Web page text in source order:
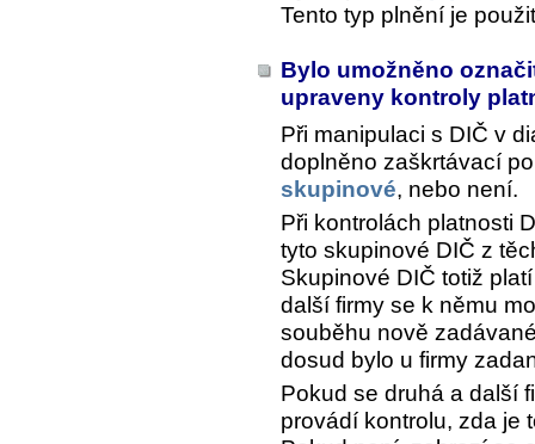
Tento typ plnění je
Bylo umožněno
upraveny kontroly
Při manipulaci s DIČ v
doplněno zaškrtávací
skupinové, nebo není.
Při kontrolách platnosti
tyto skupinové DIČ z
Skupinové DIČ totiž
další firmy se k němu
souběhu nově
dosud bylo u firmy
Pokud se druhá a další
provádí kontrolu, zda je